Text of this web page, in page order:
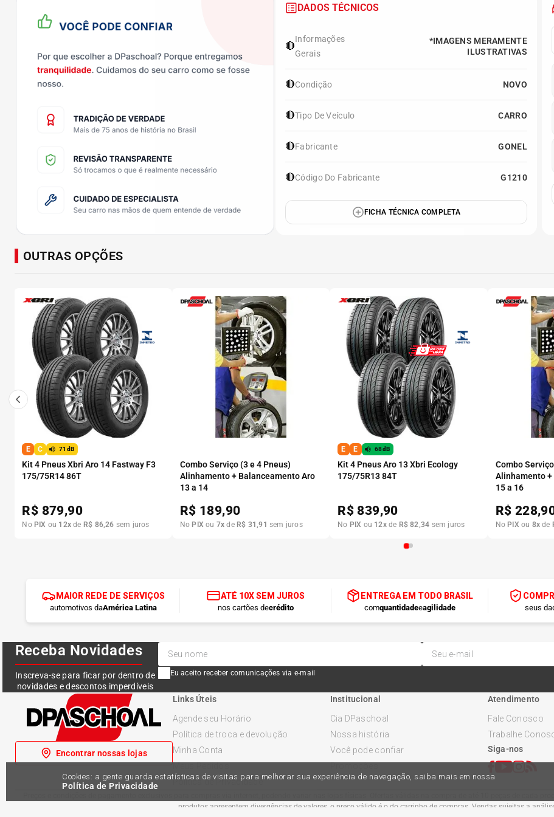
Cookies: a gente guarda estatísticas de visitas para melhorar sua experiência de navegação, saiba mais em nossa
Política de Privacidade
DADOS TÉCNICOS
🔴
Informações
Gerais
*IMAGENS MERAMENTE
ILUSTRATIVAS
🔴Condição NOVO
🔴Tipo De Veículo CARRO
🔴Fabricante GONEL
🔴Código Do Fabricante G1210
FICHA TÉCNICA COMPLETA
OUTRAS OPÇÕES
E C 71dB
Kit 4 Pneus Xbri Aro 14 Fastway F3
175/75R14 86T
R$ 879,90
No PIX ou 12x de R$ 86,26 sem juros
Combo Serviço (3 e 4 Pneus)
Alinhamento + Balanceamento Aro
13 a 14
R$ 189,90
No PIX ou 7x de R$ 31 ,91 sem juros
E E 68dB
Kit 4 Pneus Aro 13 Xbri Ecology
175/75R13 84T
R$ 839,90
No PIX ou 12xde R$ 82,34 sem juros
Combo
Alinhamento
15 a 16
R$
No PIX ou 8x de
MAIOR REDE DE SERVIÇOS
automotivos daAmérica Latina
ATÉ 10X SEM JUROS
nos cartões decrédito
ENTREGA EM TODO BRASIL
comquantidadeeagilidade seus
Receba Novidades
Inscreva-se para ficar por dentro de
novidades e descontos imperdíveis
Eu aceito receber comunicações via e-mail
Encontrar nossas lojas
Links Úteis
Agende seu Horário
Política de troca e devolução
Minha Conta
Política de Privacidade
Institucional
Cia DPaschoal
Nossa história
Você pode confiar
Atendimento
Fale Conosco
Trabalhe
Siga-nos
Preços e condições de pagamento exclusivos para compras via internet, podendo variar nas lojas físicas. Ofertas válidas na compra de até 10 peças de cada
produtos apresentem divergências de valores, o preço válido é o do carrinho de compras. Vendas sujeitas a